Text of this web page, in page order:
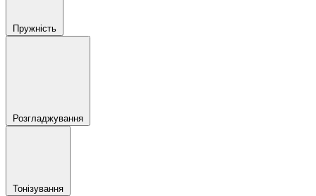
Пружність
Розгладжування
Тонізування